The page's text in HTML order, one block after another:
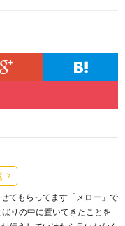
てもらってます「メロー」で
りの中に置いてきたことを